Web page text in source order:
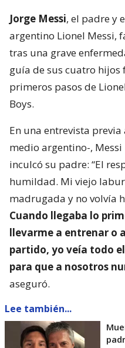
Jorge Messi, el padre y
argentino Lionel Messi,
tras una grave
guía de sus cuatro hijos
primeros pasos de
Boys.
En una entrevista
medio argentino-,
inculcó su padre: “El
humildad. Mi viejo
madrugada y no volvía
Cuando llegaba lo
llevarme a entrenar o
partido, yo veía todo
para que a nosotros
aseguró.
Lee también...